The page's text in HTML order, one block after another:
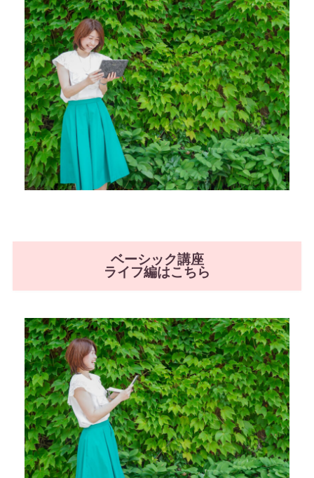
ベーシック講座
ライフ編はこちら